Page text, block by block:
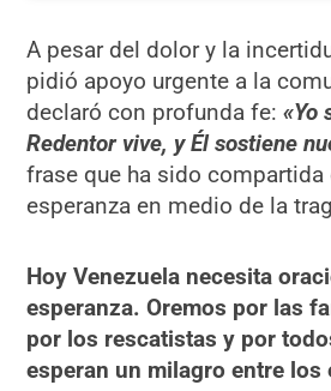
A pesar del dolor y la
pidió apoyo urgente a la
declaró con profunda fe:«Yo
Redentor vive, y Él sostiene
frase que ha sido
esperanza en medio de la
Hoy Venezuela necesita
esperanza. Oremos por las
por los rescatistas y por
esperan un milagro entre los